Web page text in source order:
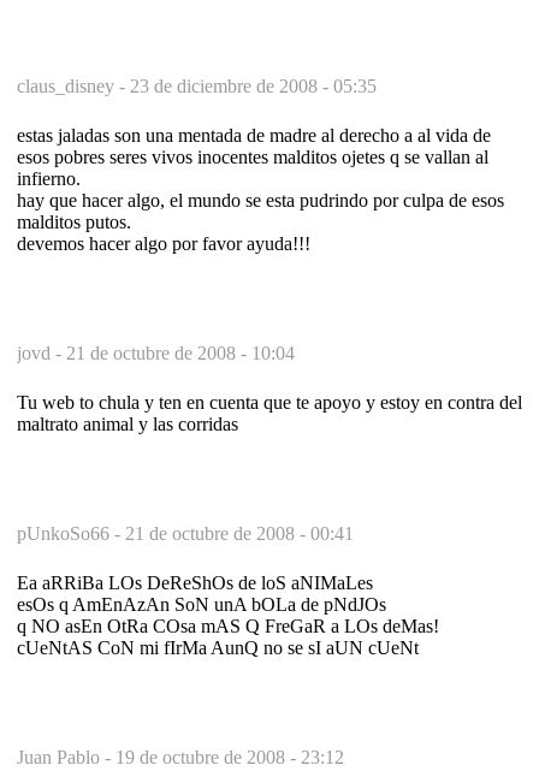
claus_disney - 23 de diciembre de 2008 - 05:35
estas jaladas son una mentada de madre al derecho a al vida de
esos pobres seres vivos inocentes malditos ojetes q se vallan al
infierno.
hay que hacer algo, el mundo se esta pudrindo por culpa de esos
malditos putos.
devemos hacer algo por favor ayuda!!!
jovd - 21 de octubre de 2008 - 10:04
Tu web to chula y ten en cuenta que te apoyo y estoy en contra del
maltrato animal y las corridas
pUnkoSo66 - 21 de octubre de 2008 - 00:41
Ea aRRiBa LOs DeReShOs de loS aNIMaLes
esOs q AmEnAzAn SoN unA bOLa de pNdJOs
q NO asEn OtRa COsa mAS Q FreGaR a LOs deMas!
cUeNtAS CoN mi fIrMa AunQ no se sI aUN cUeNt
Juan Pablo - 19 de octubre de 2008 - 23:12